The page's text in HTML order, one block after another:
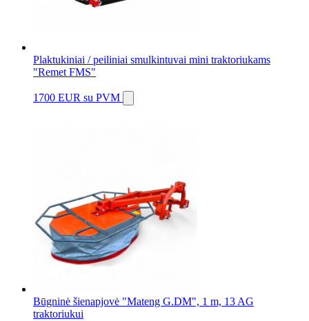
Plaktukiniai / peiliniai smulkintuvai mini traktoriukams
"Remet FMS"
1700 EUR su PVM
Būgninė šienapjovė "Mateng G.DM", 1 m, 13 AG
traktoriukui